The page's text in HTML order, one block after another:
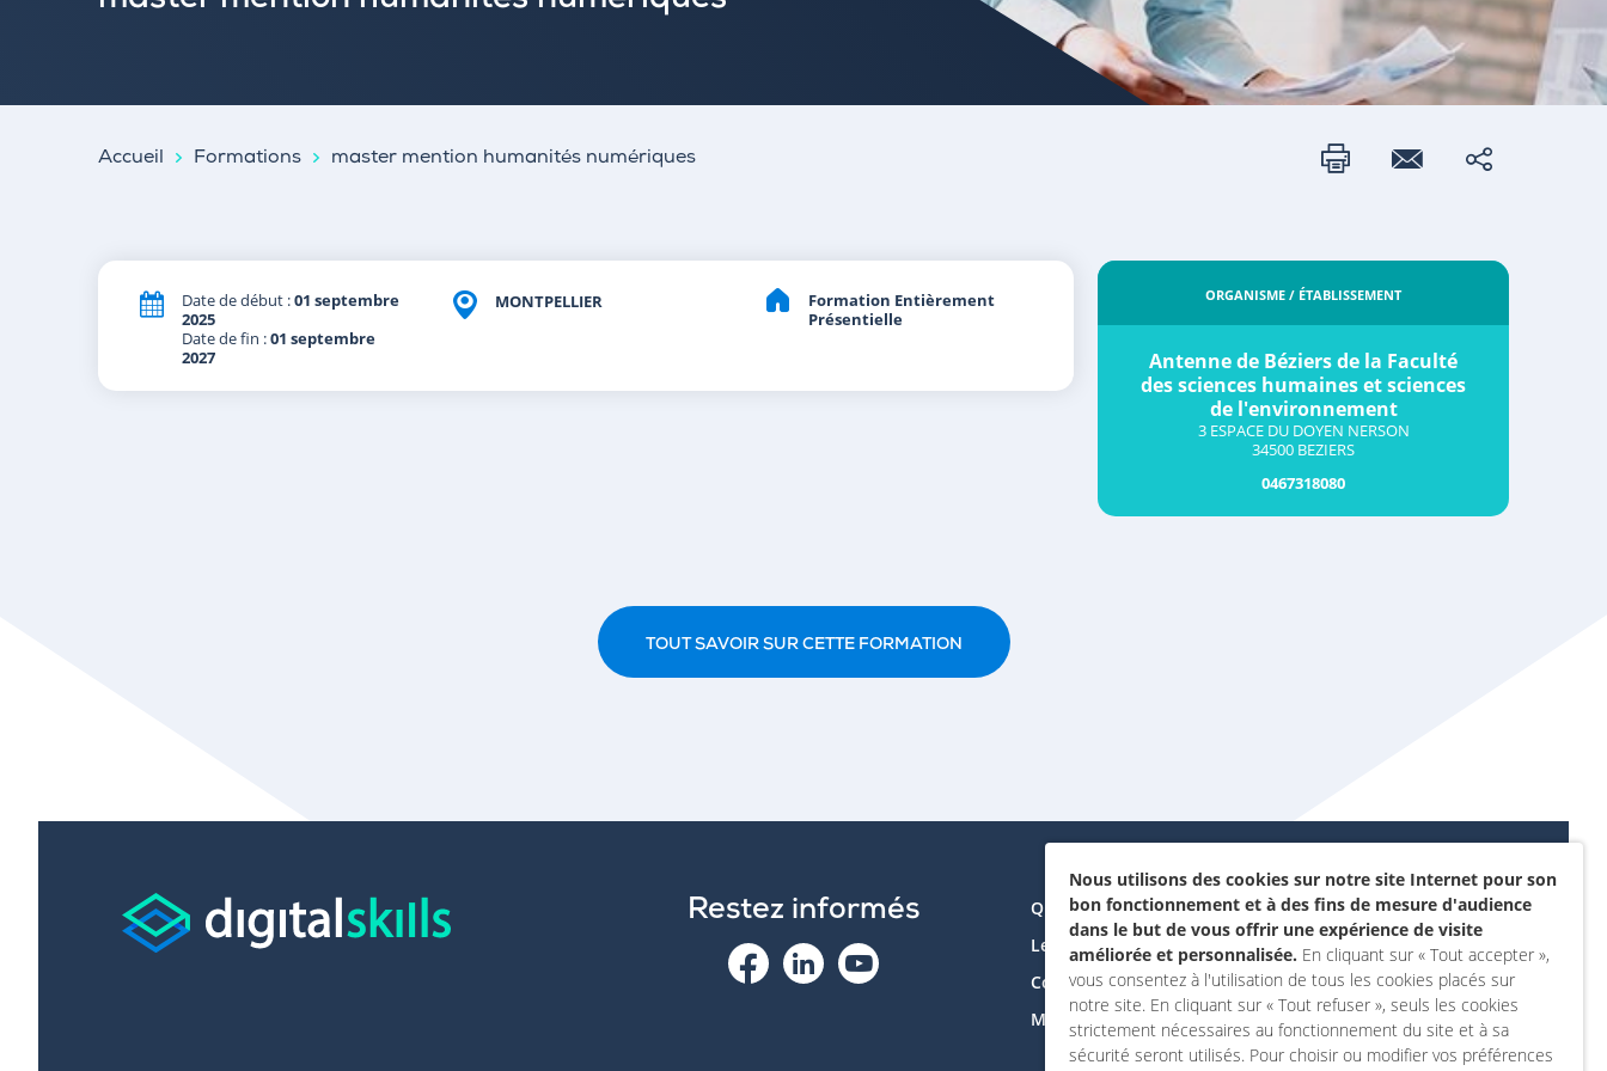
Accueil Formations master mention humanités numériques
Date de début :01 septembre
2025
Date de fin :01 septembre
2027
MONTPELLIER
Formation Entièrement
Présentielle
ORGANISME / ÉTABLISSEMENT
Antenne de Béziers de la Faculté
des sciences humaines et sciences
de l'environnement
3 ESPACE DU DOYEN NERSON
34500 BEZIERS
0467318080
TOUT SAVOIR SUR CETTE FORMATION
Restez informés
Qui sommes-nous ?
Le projet
Contactez-nous
Mon compte
Données personnelles et
cookies
Accessibilité : non
conforme
Mentions légales
Nous utilisons des cookies sur notre site Internet pour son
bon fonctionnement et à des fins de mesure d'audience
dans le but de vous offrir une expérience de visite
améliorée et personnalisée. En cliquant sur « Tout accepter »,
vous consentez à l'utilisation de tous les cookies placés sur
notre site. En cliquant sur « Tout refuser », seuls les cookies
strictement nécessaires au fonctionnement du site et à sa
sécurité seront utilisés. Pour choisir ou modifier vos préférences